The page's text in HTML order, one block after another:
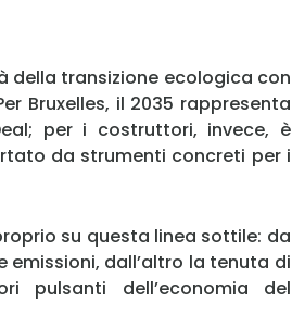
della transizione ecologica con
Bruxelles, il 2035 rappresenta
per i costruttori, invece, è
da strumenti concreti per i
su questa linea sottile: da
dall’altro la tenuta di
pulsanti dell’economia del